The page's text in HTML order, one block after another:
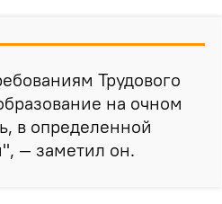
Трудового
на очном
в определенной
— заметил он.